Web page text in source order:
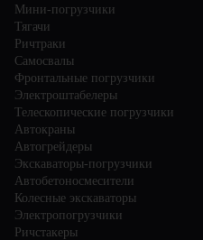
Мини-погрузчики
Тягачи
Ричтраки
Самосвалы
Фронтальные погрузчики
Электроштабелеры
Телескопические погрузчики
Автокраны
Автогрейдеры
Экскаваторы-погрузчики
Автобетоносмесители
Колесные экскаваторы
Электропогрузчики
Ричстакеры